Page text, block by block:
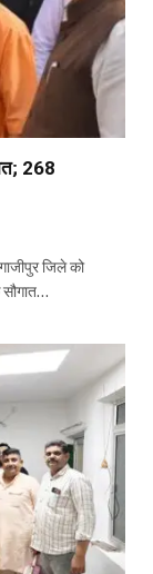
268
जिले को